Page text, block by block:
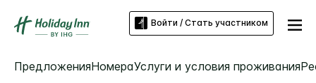
Войти / Стать участником
ПредложенияНомераУслуги и условия проживания